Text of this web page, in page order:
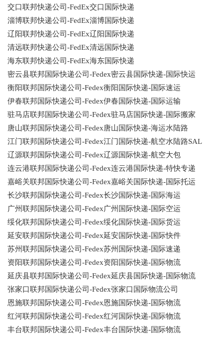
交口联邦快递公司-FedEx交口国际快递
淄博联邦快递公司-FedEx淄博国际快递
辽阳联邦快递公司-FedEx辽阳国际快递
清远联邦快递公司-FedEx清远国际快递
海东联邦快递公司-FedEx海东国际快递
密云县联邦国际快递公司-Fedex密云县国际快递-国际快运
衡阳联邦国际快递公司-Fedex衡阳国际快递-国际速运
伊春联邦国际快递公司-Fedex伊春国际快递-国际运输
驻马店联邦国际快递公司-Fedex驻马店国际快递-国际搬家
唐山联邦国际快递公司-Fedex唐山国际快递-海运水陆路
江门联邦国际快递公司-Fedex江门国际快递-航空水陆路SAL
辽源联邦国际快递公司-Fedex辽源国际快递-航空大包
连云港联邦国际快递公司-Fedex连云港国际快递-特快专递
嘉峪关联邦国际快递公司-Fedex嘉峪关国际快递-国际托运
长沙联邦国际快递公司-Fedex长沙国际快递-国际海运
广州联邦国际快递公司-Fedex广州国际快递-国际空运
绥化联邦国际快递公司-Fedex绥化国际快递-国际货运
延安联邦国际快递公司-Fedex延安国际快递-国际快件
苏州联邦国际快递公司-Fedex苏州国际快递-国际速递
资阳联邦国际快递公司-Fedex资阳国际快递-国际物流
延庆县联邦国际快递公司-Fedex延庆县国际快递-国际物流
张家口联邦国际快递公司-Fedex张家口国际物流公司
恩施联邦国际快递公司-Fedex恩施国际快递-国际物流
红河联邦国际快递公司-Fedex红河国际快递-国际物流
丰台联邦国际快递公司-Fedex丰台国际快递-国际物流